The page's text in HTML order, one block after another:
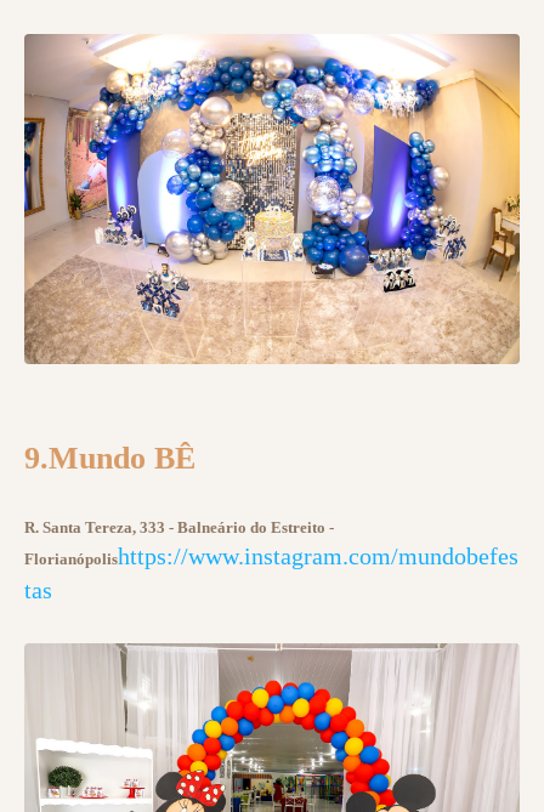
9.Mundo BÊ
R. Santa Tereza, 333 - Balneário do Estreito -
Florianópolishttps://www.instagram.com/mundobefes
tas